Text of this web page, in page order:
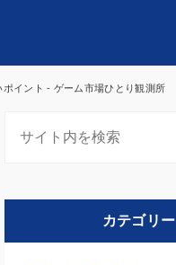
イント - ゲーム市場ひとり観測所
カテゴリー